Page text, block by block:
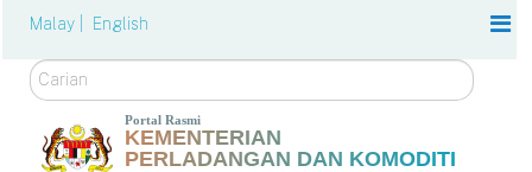
Malay | English
Carian
Portal Rasmi
KEMENTERIAN
PERLADANGAN DAN KOMODITI